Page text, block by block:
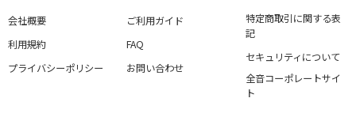
会社概要
利用規約
プライバシーポリシー
ご利用ガイド
FAQ
お問い合わせ
特定商取引に関する表
記
セキュリティについて
全音コーポレートサイ
ト